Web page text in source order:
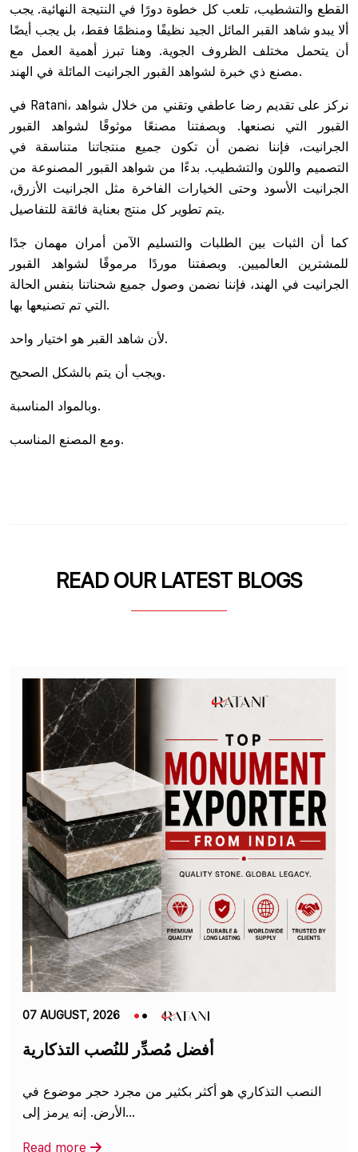
القطع والتشطيب، تلعب كل خطوة دورًا في النتيجة النهائية. يجب
ألا يبدو شاهد القبر المائل الجيد نظيفًا ومنظمًا فقط، بل يجب أيضًا
أن يتحمل مختلف الظروف الجوية. وهنا تبرز أهمية العمل مع
مصنع ذي خبرة لشواهد القبور الجرانيت المائلة في الهند.
في Ratani، نركز على تقديم رضا عاطفي وتقني من خلال شواهد
القبور التي نصنعها. وبصفتنا مصنعًا موثوقًا لشواهد القبور
الجرانيت، فإننا نضمن أن تكون جميع منتجاتنا متناسقة في
التصميم واللون والتشطيب. بدءًا من شواهد القبور المصنوعة من
الجرانيت الأسود وحتى الخيارات الفاخرة مثل الجرانيت الأزرق،
يتم تطوير كل منتج بعناية فائقة للتفاصيل.
كما أن الثبات بين الطلبات والتسليم الآمن أمران مهمان جدًا
للمشترين العالميين. وبصفتنا موردًا مرموقًا لشواهد القبور
الجرانيت في الهند، فإننا نضمن وصول جميع شحناتنا بنفس الحالة
التي تم تصنيعها بها.
لأن شاهد القبر هو اختيار واحد.
ويجب أن يتم بالشكل الصحيح.
وبالمواد المناسبة.
ومع المصنع المناسب.
READ OUR LATEST BLOGS
07 AUGUST, 2026
أفضل مُصدِّر للنُصب التذكارية
النصب التذكاري هو أكثر بكثير من مجرد حجر موضوع في
الأرض. إنه يرمز إلى...
Read more